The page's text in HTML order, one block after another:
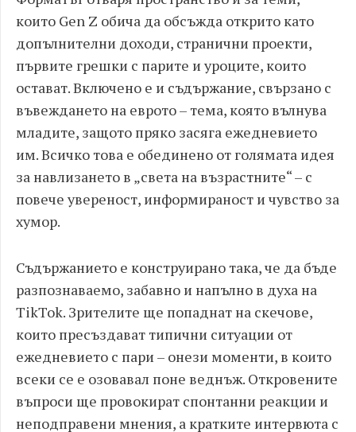
които Gen Z обича да обсъжда открито като
допълнителни доходи, странични проекти,
първите грешки с парите и уроците, които
остават. Включено е и съдържание, свързано с
въвеждането на еврото – тема, която вълнува
младите, защото пряко засяга ежедневието
им. Всичко това е обединено от голямата идея
за навлизането в „света на възрастните“ – с
повече увереност, информираност и чувство за
хумор.
Съдържанието е конструирано така, че да бъде
разпознаваемо, забавно и напълно в духа на
TikTok. Зрителите ще попаднат на скечове,
които пресъздават типични ситуации от
ежедневието с пари – онези моменти, в които
всеки се е озовавал поне веднъж. Откровените
въпроси ще провокират спонтанни реакции и
неподправени мнения, а кратките интервюта с